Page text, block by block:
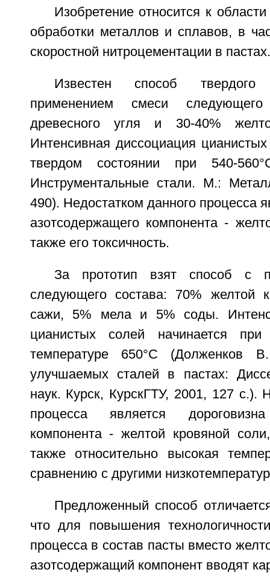
Изобретение относится к
обработки металлов и сплавов, в
скоростной нитроцементации в пастах.
Известен способ
применением смеси
древесного угля и 30-40%
Интенсивная диссоциация
твердом состоянии при 540-
Инструментальные стали. М.:
490). Недостатком данного процесса
азотсодержащего компонента -
также его токсичность.
За прототип взят способ с
следующего состава: 70% желтой
сажи, 5% мела и 5% соды.
цианистых солей начинается
температуре 650°С (Долженков
улучшаемых сталей в пастах:
наук. Курск, КурскГТУ, 2001, 127 с.).
процесса является
компонента - желтой кровяной
также относительно высокая
сравнению с другими
Предложенный способ
что для повышения
процесса в состав пасты вместо
азотсодержащий компонент вводят